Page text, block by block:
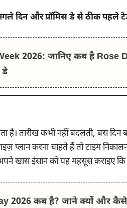
दिन और प्रॉमिस डे से ठीक पहले
2026: जानिए कब है Rose
डे
है। तारीख कभी नहीं बदलती, बस
प्लान करना चाहते हैं तो टाइम
खास इंसान को यह महसूस कराइए
2026 कब है? जाने क्‍यों और